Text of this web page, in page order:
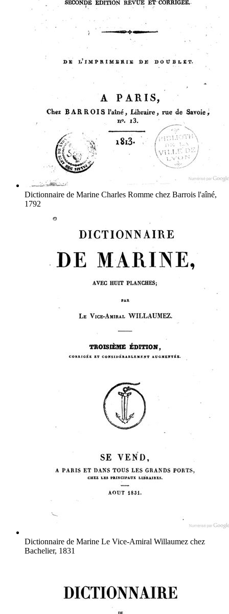
Dictionnaire de Marine Charles Romme chez Barrois l'aîné,
1792
Dictionnaire de Marine Le Vice-Amiral Willaumez chez
Bachelier, 1831